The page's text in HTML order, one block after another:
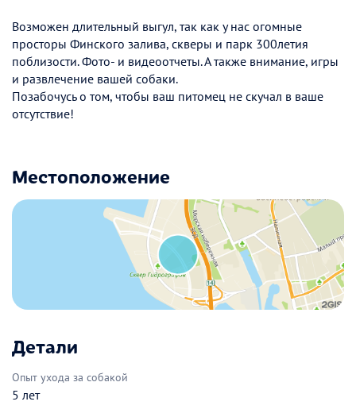
Возможен длительный выгул, так как у нас огомные
просторы Финского залива, скверы и парк 300летия
поблизости. Фото- и видеоотчеты. А также внимание, игры
и развлечение вашей собаки.
Позабочусь о том, чтобы ваш питомец не скучал в ваше
отсутствие!
Местоположение
Детали
Опыт ухода за собакой
5 лет